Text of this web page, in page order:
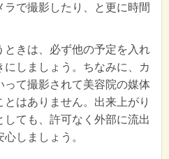
ラで撮影したり、と更に時間
ときは、必ず他の予定を入れ
しましょう。ちなみに、カ
って撮影されて美容院の媒体
はありません。出来上がり
ても、許可なく外部に流出
しましょう。